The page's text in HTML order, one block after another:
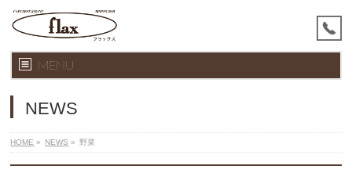
MENU
NEWS
HOME » NEWS » 野菜